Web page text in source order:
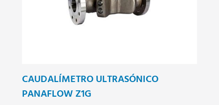
CAUDALÍMETRO ULTRASÓNICO
PANAFLOW Z1G